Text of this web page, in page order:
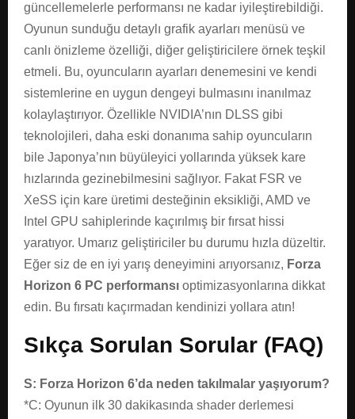
güncellemelerle performansı ne kadar iyileştirebildiği.
Oyunun sunduğu detaylı grafik ayarları menüsü ve
canlı önizleme özelliği, diğer geliştiricilere örnek teşkil
etmeli. Bu, oyuncuların ayarları denemesini ve kendi
sistemlerine en uygun dengeyi bulmasını inanılmaz
kolaylaştırıyor. Özellikle NVIDIA’nın DLSS gibi
teknolojileri, daha eski donanıma sahip oyuncuların
bile Japonya’nın büyüleyici yollarında yüksek kare
hızlarında gezinebilmesini sağlıyor. Fakat FSR ve
XeSS için kare üretimi desteğinin eksikliği, AMD ve
Intel GPU sahiplerinde kaçırılmış bir fırsat hissi
yaratıyor. Umarız geliştiriciler bu durumu hızla düzeltir.
Eğer siz de en iyi yarış deneyimini arıyorsanız, Forza
Horizon 6 PC performansı optimizasyonlarına dikkat
edin. Bu fırsatı kaçırmadan kendinizi yollara atın!
Sıkça Sorulan Sorular (FAQ)
S: Forza Horizon 6’da neden takılmalar yaşıyorum?
*C: Oyunun ilk 30 dakikasında shader derlemesi